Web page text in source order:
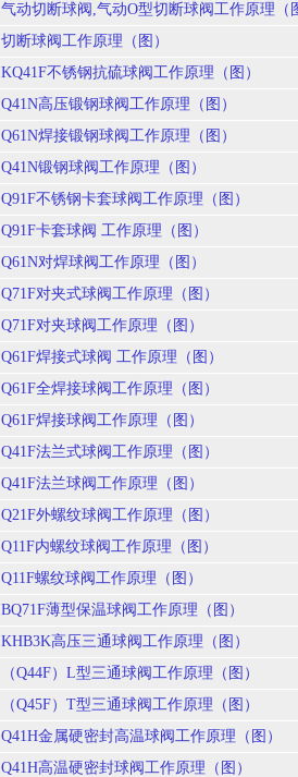
气动切断球阀,气动O型切断球阀工作原理（
切断球阀工作原理（图）
KQ41F不锈钢抗硫球阀工作原理（图）
Q41N高压锻钢球阀工作原理（图）
Q61N焊接锻钢球阀工作原理（图）
Q41N锻钢球阀工作原理（图）
Q91F不锈钢卡套球阀工作原理（图）
Q91F卡套球阀 工作原理（图）
Q61N对焊球阀工作原理（图）
Q71F对夹式球阀工作原理（图）
Q71F对夹球阀工作原理（图）
Q61F焊接式球阀 工作原理（图）
Q61F全焊接球阀工作原理（图）
Q61F焊接球阀工作原理（图）
Q41F法兰式球阀工作原理（图）
Q41F法兰球阀工作原理（图）
Q21F外螺纹球阀工作原理（图）
Q11F内螺纹球阀工作原理（图）
Q11F螺纹球阀工作原理（图）
BQ71F薄型保温球阀工作原理（图）
KHB3K高压三通球阀工作原理（图）
（Q44F）L型三通球阀工作原理（图）
（Q45F）T型三通球阀工作原理（图）
Q41H金属硬密封高温球阀工作原理（图）
Q41H高温硬密封球阀工作原理（图）